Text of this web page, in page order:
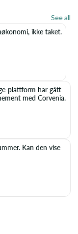
See all
ikke taket.
plattform har gått
med Corvenia.
Kan den vise